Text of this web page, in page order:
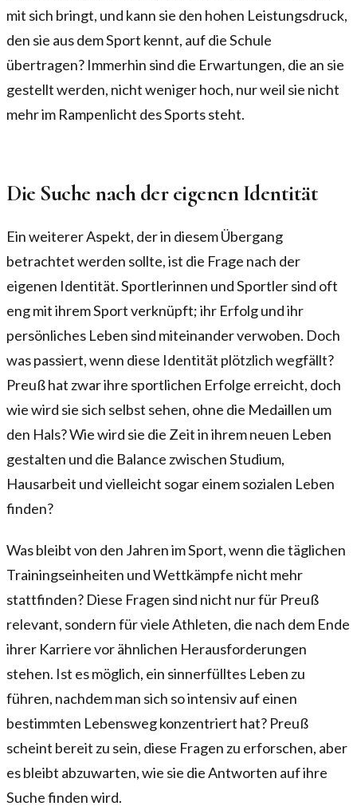
mit sich bringt, und kann sie den hohen Leistungsdruck,
den sie aus dem Sport kennt, auf die Schule
übertragen? Immerhin sind die Erwartungen, die an sie
gestellt werden, nicht weniger hoch, nur weil sie nicht
mehr im Rampenlicht des Sports steht.
Die Suche nach der eigenen Identität
Ein weiterer Aspekt, der in diesem Übergang
betrachtet werden sollte, ist die Frage nach der
eigenen Identität. Sportlerinnen und Sportler sind oft
eng mit ihrem Sport verknüpft; ihr Erfolg und ihr
persönliches Leben sind miteinander verwoben. Doch
was passiert, wenn diese Identität plötzlich wegfällt?
Preuß hat zwar ihre sportlichen Erfolge erreicht, doch
wie wird sie sich selbst sehen, ohne die Medaillen um
den Hals? Wie wird sie die Zeit in ihrem neuen Leben
gestalten und die Balance zwischen Studium,
Hausarbeit und vielleicht sogar einem sozialen Leben
finden?
Was bleibt von den Jahren im Sport, wenn die täglichen
Trainingseinheiten und Wettkämpfe nicht mehr
stattfinden? Diese Fragen sind nicht nur für Preuß
relevant, sondern für viele Athleten, die nach dem Ende
ihrer Karriere vor ähnlichen Herausforderungen
stehen. Ist es möglich, ein sinnerfülltes Leben zu
führen, nachdem man sich so intensiv auf einen
bestimmten Lebensweg konzentriert hat? Preuß
scheint bereit zu sein, diese Fragen zu erforschen, aber
es bleibt abzuwarten, wie sie die Antworten auf ihre
Suche finden wird.